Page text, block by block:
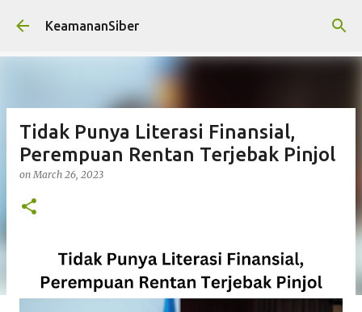
Skip to main content
KeamananSiber
Tidak Punya Literasi Finansial,
Perempuan Rentan Terjebak Pinjol
onMarch 26, 2023